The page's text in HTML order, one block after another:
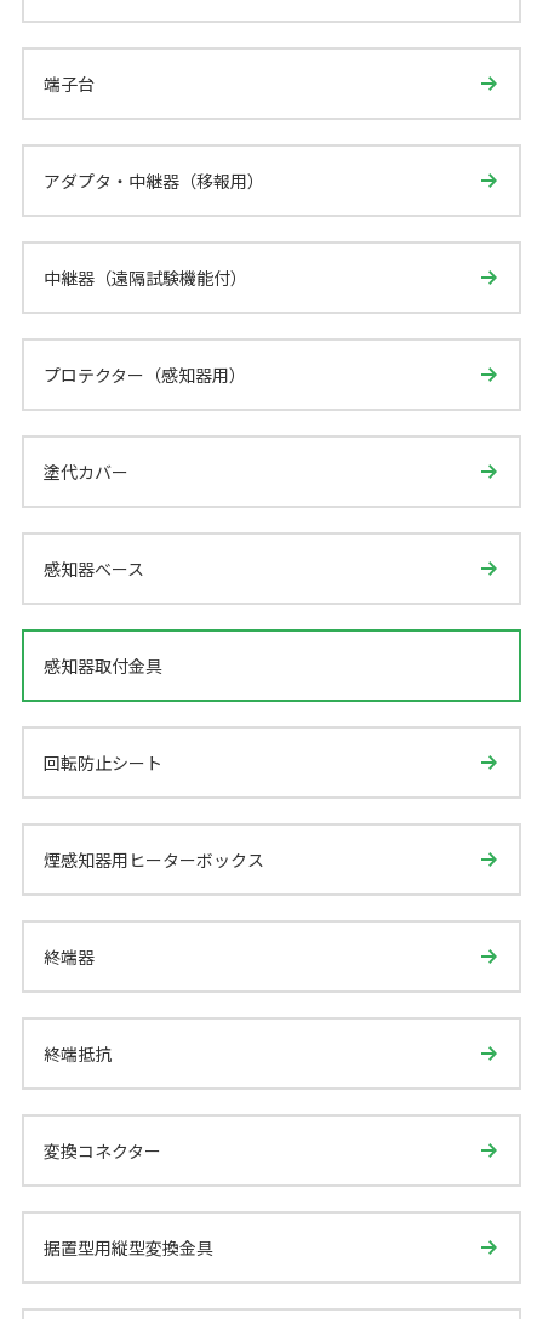
端子台
アダプタ・中継器（移報用）
中継器（遠隔試験機能付）
プロテクター（感知器用）
塗代カバー
感知器べース
感知器取付金具
回転防止シート
煙感知器用ヒーターボックス
終端器
終端抵抗
変換コネクター
据置型用縦型変換金具